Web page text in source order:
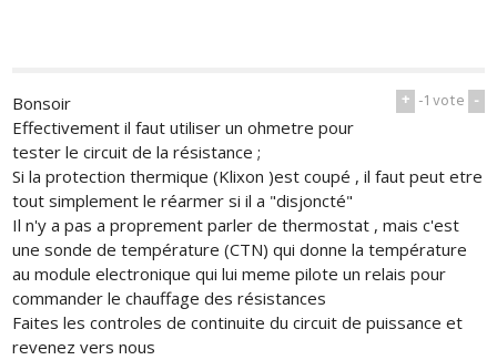
+ -1vote -
Bonsoir
Effectivement il faut utiliser un ohmetre pour
tester le circuit de la résistance ;
Si la protection thermique (Klixon )est coupé , il faut peut etre
tout simplement le réarmer si il a "disjoncté"
Il n'y a pas a proprement parler de thermostat , mais c'est
une sonde de température (CTN) qui donne la température
au module electronique qui lui meme pilote un relais pour
commander le chauffage des résistances
Faites les controles de continuite du circuit de puissance et
revenez vers nous